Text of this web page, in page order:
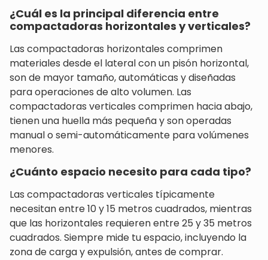
¿Cuál es la principal diferencia entre
compactadoras horizontales y verticales?
Las compactadoras horizontales comprimen
materiales desde el lateral con un pisón horizontal,
son de mayor tamaño, automáticas y diseñadas
para operaciones de alto volumen. Las
compactadoras verticales comprimen hacia abajo,
tienen una huella más pequeña y son operadas
manual o semi-automáticamente para volúmenes
menores.
¿Cuánto espacio necesito para cada tipo?
Las compactadoras verticales típicamente
necesitan entre 10 y 15 metros cuadrados, mientras
que las horizontales requieren entre 25 y 35 metros
cuadrados. Siempre mide tu espacio, incluyendo la
zona de carga y expulsión, antes de comprar.